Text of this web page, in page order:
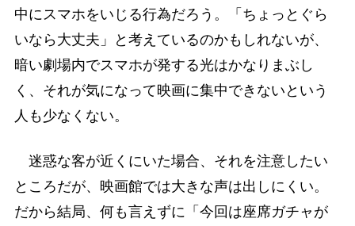
中にスマホをいじる行為だろう。「ちょっとぐら
いなら大丈夫」と考えているのかもしれないが、
暗い劇場内でスマホが発する光はかなりまぶし
く、それが気になって映画に集中できないという
人も少なくない。
迷惑な客が近くにいた場合、それを注意したい
ところだが、映画館では大きな声は出しにくい。
だから結局、何も言えずに「今回は座席ガチャが